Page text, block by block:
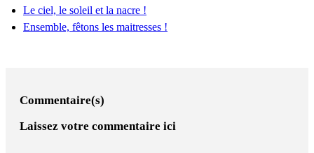
Le ciel, le soleil et la nacre !
Ensemble, fêtons les maitresses !
Commentaire(s)
Laissez votre commentaire ici